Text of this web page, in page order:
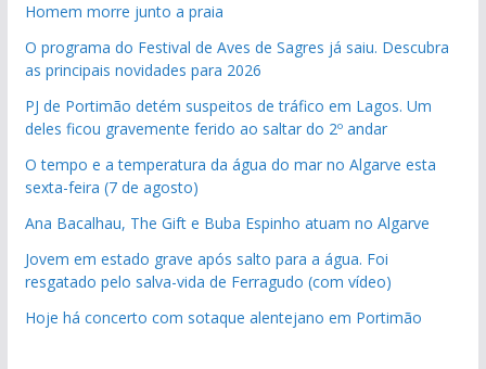
Homem morre junto a praia
O programa do Festival de Aves de Sagres já saiu. Descubra
as principais novidades para 2026
PJ de Portimão detém suspeitos de tráfico em Lagos. Um
deles ficou gravemente ferido ao saltar do 2º andar
O tempo e a temperatura da água do mar no Algarve esta
sexta-feira (7 de agosto)
Ana Bacalhau, The Gift e Buba Espinho atuam no Algarve
Jovem em estado grave após salto para a água. Foi
resgatado pelo salva-vida de Ferragudo (com vídeo)
Hoje há concerto com sotaque alentejano em Portimão